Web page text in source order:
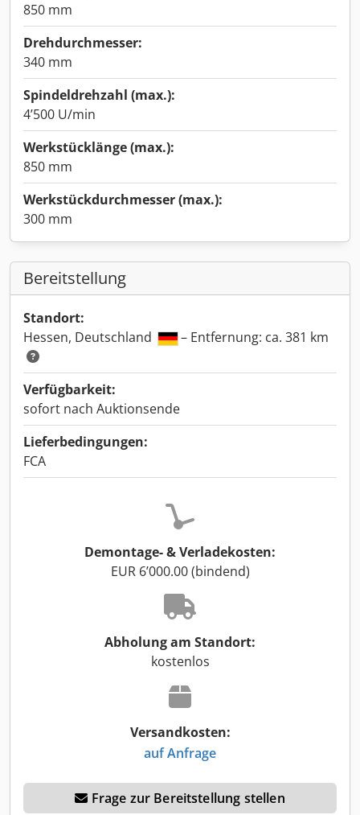
850 mm
Drehdurchmesser:
340 mm
Spindeldrehzahl (max.):
4’500 U/min
Werkstücklänge (max.):
850 mm
Werkstückdurchmesser (max.):
300 mm
Bereitstellung
Standort:
Hessen, Deutschland
– Entfernung: ca. 381 km
Verfügbarkeit:
sofort nach Auktionsende
Lieferbedingungen:
FCA
Demontage- & Verladekosten:
EUR 6’000.00 (bindend)
Abholung am Standort:
kostenlos
Versandkosten:
auf Anfrage
Frage zur Bereitstellung stellen